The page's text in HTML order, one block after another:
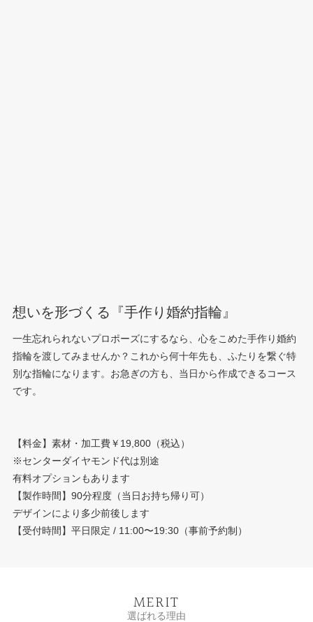
想いを形づくる『手作り婚約指輪』
一生忘れられないプロポーズにするなら、心をこめた手作り婚約
指輪を渡してみませんか？これから何十年先も、ふたりを繋ぐ特
別な指輪になります。お急ぎの方も、当日から作成できるコース
です。
【料金】素材・加工費￥19,800（税込）
※センターダイヤモンド代は別途
有料オプションもあります
【製作時間】90分程度（当日お持ち帰り可）
デザインにより多少前後します
【受付時間】平日限定 / 11:00〜19:30（事前予約制）
MERIT
選ばれる理由